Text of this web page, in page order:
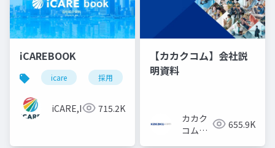
iCAREBOOK
icare 採用 カルチャーデック
iCARE,Inc 715.2K
【カカクコム】会社説
明資料
カカク
コム採
655.9K